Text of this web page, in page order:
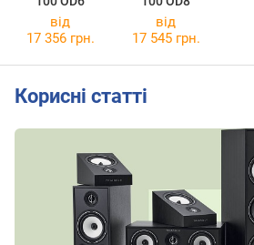
від
17 356 грн.
від
17 545 грн.
Корисні статті